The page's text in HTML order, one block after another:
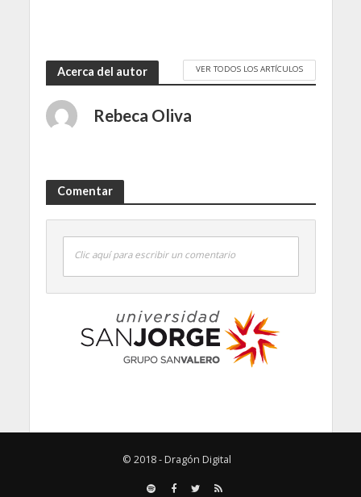
Acerca del autor VER TODOS LOS ARTÍCULOS
Rebeca Oliva
Comentar
Clic aquí para escribir un comentario
© 2018 - Dragón Digital